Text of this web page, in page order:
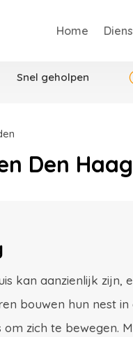
Home
Snel geholpen
Den Haag
kan aanzienlijk zijn,
bouwen hun nest
zich te bewegen.